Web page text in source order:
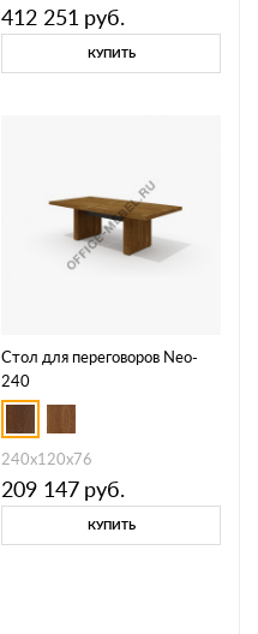
412 251 руб.
КУПИТЬ
Стол для переговоров Neo-
240
240х120х76
209 147 руб.
КУПИТЬ